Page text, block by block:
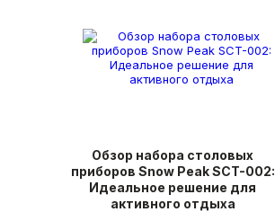
Обзор набора столовых
приборов Snow Peak SCT-002:
Идеальное решение для
активного отдыха